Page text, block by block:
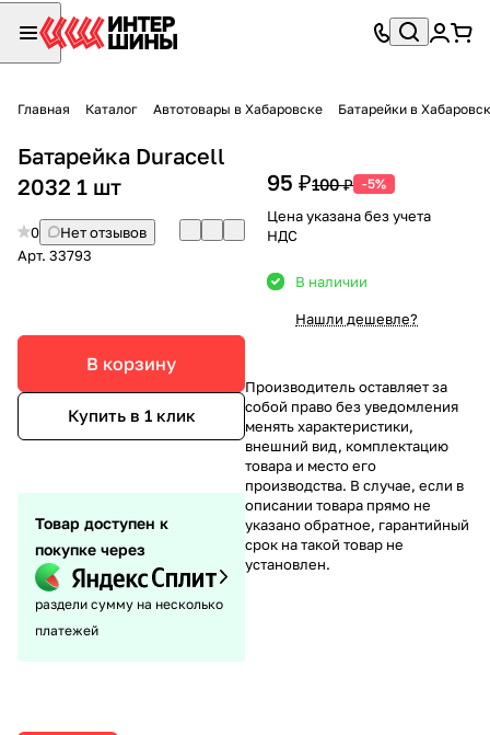
Главная Каталог Автотовары в Хабаровске Батарейки в
Батарейка Duracell
2032 1 шт
0
Нет отзывов
Арт. 33793
В корзину
Купить в 1 клик
Товар доступен к
покупке через
раздели сумму на несколько
платежей
95 ₽100 ₽ -5%
Цена указана без учета
НДС
В наличии
Нашли дешевле?
Производитель оставляет за
собой право без уведомления
менять характеристики,
внешний вид, комплектацию
товара и место его
производства. В случае, если в
описании товара прямо не
указано обратное, гарантийный
срок на такой товар не
установлен.